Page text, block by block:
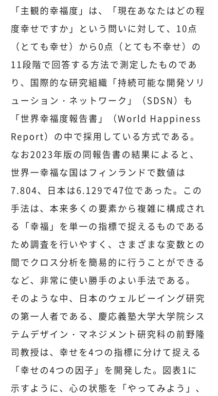
「主観的幸福度」は、「現在あなたはどの程
度幸せですか」という問いに対して、10点
（とても幸せ）から0点（とても不幸せ）の
11段階で回答する方法で測定したものであ
り、国際的な研究組織「持続可能な開発ソリ
ューション・ネットワーク」（SDSN）も
「世界幸福度報告書」（World Happiness
Report）の中で採用している方式である。
なお2023年版の同報告書の結果によると、
世界一幸福な国はフィンランドで数値は
7.804、日本は6.129で47位であった。この
手法は、本来多くの要素から複雑に構成され
る「幸福」を単一の指標で捉えるものである
ため調査を行いやすく、さまざまな変数との
間でクロス分析を簡易的に行うことができる
など、非常に使い勝手のよい手法である。
そのような中、日本のウェルビーイング研究
の第一人者である、慶応義塾大学大学院シス
テムデザイン・マネジメント研究科の前野隆
司教授は、幸せを4つの指標に分けて捉える
「幸せの4つの因子」を開発した。図表1に
示すように、心の状態を「やってみよう」、